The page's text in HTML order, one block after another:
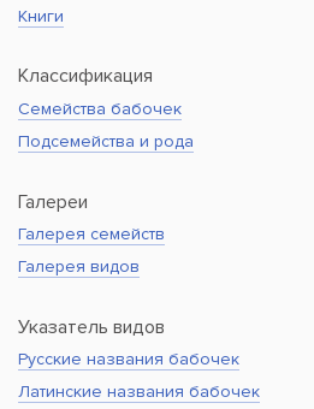
Книги
Классификация
Семейства бабочек
Подсемейства и рода
Галереи
Галерея семейств
Галерея видов
Указатель видов
Русские названия бабочек
Латинские названия бабочек